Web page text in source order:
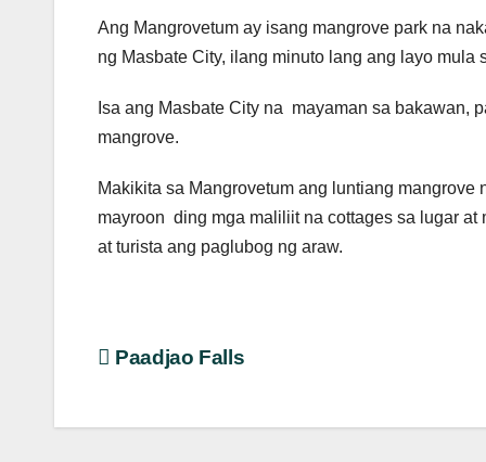
Ang Mangrovetum ay isang mangrove park na
ng Masbate City, ilang minuto lang ang layo mula
Isa ang Masbate City na mayaman sa bakawan,
mangrove.
Makikita sa Mangrovetum ang luntiang
mayroon ding mga maliliit na cottages sa lugar
at turista ang paglubog ng araw.
Post
Paadjao Falls